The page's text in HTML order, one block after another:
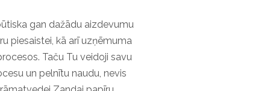
gan dažādu aizdevumu
piesaistei, kā arī uzņēmuma
Taču Tu veidoji savu
un pelnītu naudu, nevis